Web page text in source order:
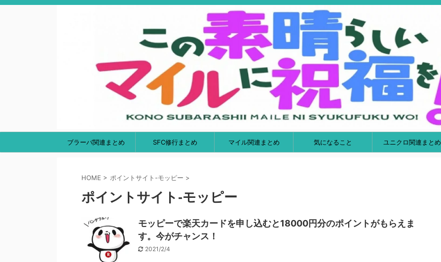
ブラーバ関連まとめ SFC修行まとめ マイル関連まとめ 気になること ユニクロ関連まとめ
HOME > ポイントサイト-モッピー >
ポイントサイト-モッピー
モッピーで楽天カードを申し込むと18000円分のポイントがもらえま
す。今がチャンス！
2021/2/4